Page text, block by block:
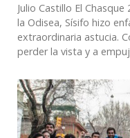
Julio Castillo El
la Odisea, Sísifo hizo
extraordinaria astucia.
perder la vista y a